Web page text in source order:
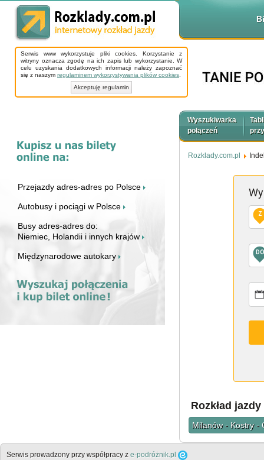
Serwis www wykorzystuje pliki cookies. Korzystanie z
witryny oznacza zgodę na ich zapis lub wykorzystanie. W
celu uzyskania dodatkowych informacji należy zapoznać
się z naszym regulaminem wykorzystywania plików cookies
Akceptuję regulamin
Przejazdy adres-adres po Polsce
Autobusy i pociągi w Polsce
Busy adres-adres do:
Niemiec, Holandii i innych krajów
Międzynarodowe autokary
Wyszukiwarka
połączeń
Rozklady.com.pl
Z
DO
Rozkład
Milanów - Kostry -
Serwis prowadzony przy współpracy z e-podróżnik.pl